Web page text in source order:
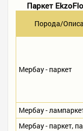
Паркет
Порода/
Мербау - паркет
Мербау -
Мербау - паркет,